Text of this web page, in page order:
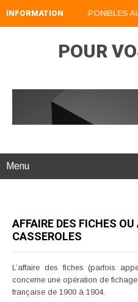
INFORMATIONDISPONIBLES AU
POUR
Menu
AFFAIRE DES FICHES OU
CASSEROLES
L’affaire des fiches (parfois
concerne une opération de
française de 1900 à 1904.